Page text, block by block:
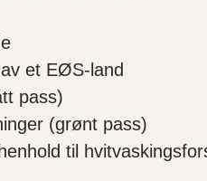
et EØS-land
pass)
(grønt pass)
til